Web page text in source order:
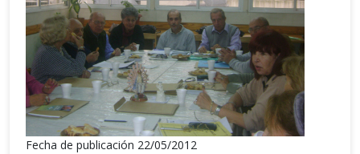
Fecha de publicación 22/05/2012